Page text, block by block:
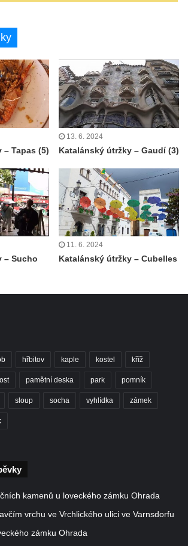
Tapas (5)
13. 6. 2024
Katalánský útržky – Gaudí (3)
– Sucho
11. 6. 2024
Katalánský útržky – Cubelles
hřbitov kaple kostel kříž
pamětní deska park pomník
sloup socha vyhlídka zámek
kamenů u loveckého zámku Ohrada
vrchu ve Vrchlického ulici ve Varnsdorfu
zámku Ohrada